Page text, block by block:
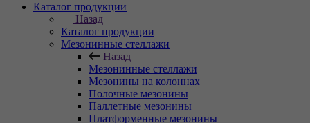
Каталог продукции
Назад
Каталог продукции
Мезонинные стеллажи
Назад
Мезонинные стеллажи
Мезонины на колоннах
Полочные мезонины
Паллетные мезонины
Платформенные мезонины